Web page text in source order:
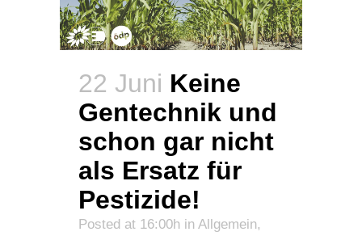
22 Juni Keine
Gentechnik und
schon gar nicht
als Ersatz für
Pestizide!
Posted at 16:00h in Allgemein,